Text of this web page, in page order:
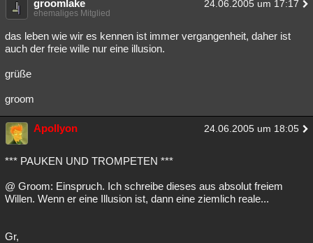
groomlake 24.06.2005 um 17:17
ehemaliges Mitglied
das leben wie wir es kennen ist immer vergangenheit, daher ist
auch der freie wille nur eine illusion.
grüße
groom
Apollyon 24.06.2005 um 18:05
*** PAUKEN UND TROMPETEN ***
@ Groom: Einspruch. Ich schreibe dieses aus absolut freiem
Willen. Wenn er eine Illusion ist, dann eine ziemlich reale...
Gr,